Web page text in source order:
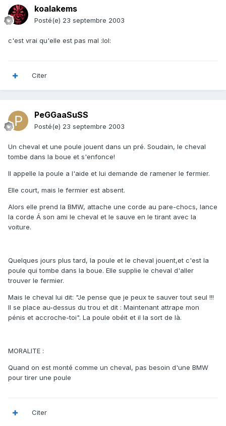
koalakems
Posté(e) 23 septembre 2003
c'est vrai qu'elle est pas mal :lol:
Citer
PeGGaaSuSS
Posté(e) 23 septembre 2003
Un cheval et une poule jouent dans un pré. Soudain, le cheval
tombe dans la boue et s'enfonce!
Il appelle la poule a l'aide et lui demande de ramener le fermier.
Elle court, mais le fermier est absent.
Alors elle prend la BMW, attache une corde au pare-chocs, lance
la corde Á son ami le cheval et le sauve en le tirant avec la
voiture.
Quelques jours plus tard, la poule et le cheval jouent,et c'est la
poule qui tombe dans la boue. Elle supplie le cheval d'aller
trouver le fermier.
Mais le cheval lui dit: "Je pense que je peux te sauver tout seul !!!
Il se place au-dessus du trou et dit : Maintenant attrape mon
pénis et accroche-toi". La poule obéit et il la sort de là.
MORALITE :
Quand on est monté comme un cheval, pas besoin d'une BMW
pour tirer une poule
Citer